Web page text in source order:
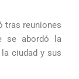
tras reuniones
se abordó la
ciudad y sus